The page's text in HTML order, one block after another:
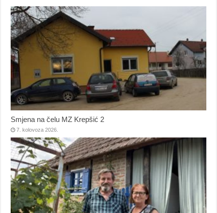
Smjena na čelu MZ Krepšić 2
7. kolovoza 2026.